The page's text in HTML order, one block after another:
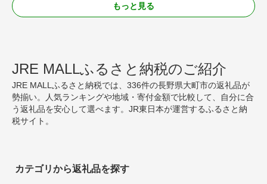
もっと見る
JRE MALLふるさと納税のご紹介
JRE MALLふるさと納税では、336件の長野県大町市の返礼品が
勢揃い。人気ランキングや地域・寄付金額で比較して、自分に合
う返礼品を安心して選べます。JR東日本が運営するふるさと納
税サイト。
カテゴリから返礼品を探す